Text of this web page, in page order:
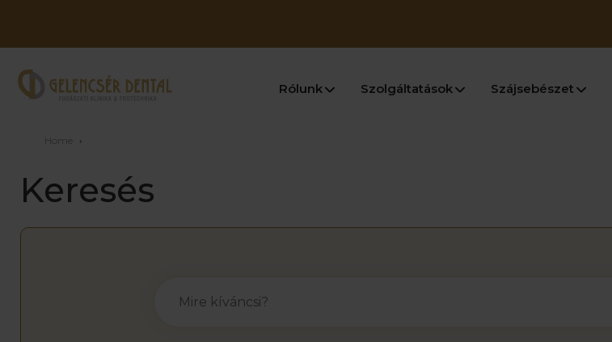
Rólunk Szolgáltatások Szájsebészet
Home ›
Keresés